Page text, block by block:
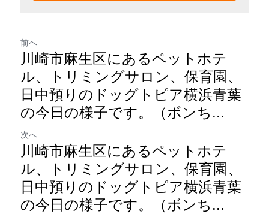
前へ
川崎市麻生区にあるペットホテ
ル、トリミングサロン、保育園、
日中預りのドッグトピア横浜青葉
の今日の様子です。（ボンち...
次へ
川崎市麻生区にあるペットホテ
ル、トリミングサロン、保育園、
日中預りのドッグトピア横浜青葉
の今日の様子です。（ボンち...